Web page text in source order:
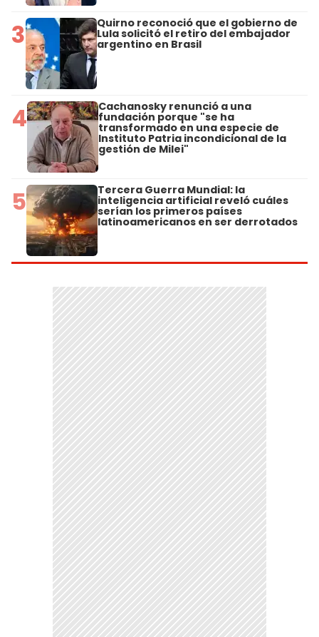
3 Quirno reconoció que el gobierno de
Lula solicitó el retiro del embajador
argentino en Brasil
4 Cachanosky renunció a una
fundación porque "se ha
transformado en una especie de
Instituto Patria incondicional de la
gestión de Milei"
5 Tercera Guerra Mundial: la
inteligencia artificial reveló cuáles
serían los primeros países
latinoamericanos en ser derrotados